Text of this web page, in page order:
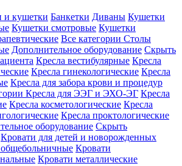
и кушетки Банкетки Диваны Кушетки
Кушетки смотровые Кушетки
Все категории Столы
Дополнительное оборудование Скрыть
Кресла вестибулярные Кресла
Кресла гинекологические Кресла
Кресла для забора крови и процедур
Кресла для ЭЭГ и ЭХО-ЭГ Кресла
Кресла косметологические Кресла
Кресла проктологические
оборудование Скрыть
Кровати для детей и новорожденных
Кровати
Кровати металлические